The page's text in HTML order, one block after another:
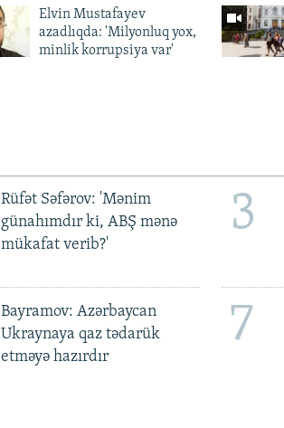
Elvin Mustafayev
azadlıqda: 'Milyonluq yox,
minlik korrupsiya var'
Rüfət Səfərov: 'Mənim
günahımdır ki, ABŞ mənə
mükafat verib?'
3
Bayramov: Azərbaycan
Ukraynaya qaz tədarük
etməyə hazırdır
7